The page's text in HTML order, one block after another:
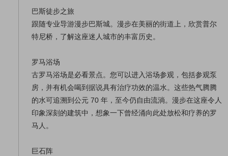
巴斯徒步之旅
跟随专业导游漫步巴斯城。漫步在美丽的街道上，欣赏普尔
特尼桥，了解这座迷人城市的丰富历史。
罗马浴场
古罗马浴场是必看景点。您可以进入浴场参观，包括参观泵
房，并有机会喝到据说具有治疗功效的温水。这些热气腾腾
的水可追溯到公元 70 年，至今仍自由流淌。漫步在这座令人
印象深刻的建筑中，想象一下曾经涌向此处放松和疗养的罗
马人。
巨石阵